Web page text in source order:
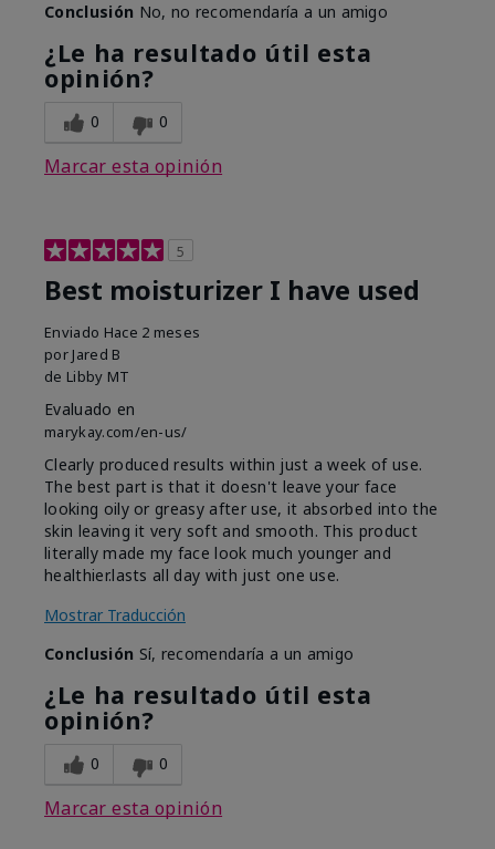
Conclusión No, no recomendaría a un amigo
¿Le ha resultado útil esta
opinión?
0 0
Marcar esta opinión
5
Best moisturizer I have used
Enviado Hace 2 meses
por Jared B
de Libby MT
Evaluado en
marykay.com/en-us/
Clearly produced results within just a week of use.
The best part is that it doesn't leave your face
looking oily or greasy after use, it absorbed into the
skin leaving it very soft and smooth. This product
literally made my face look much younger and
healthier.lasts all day with just one use.
Mostrar Traducción
Conclusión Sí, recomendaría a un amigo
¿Le ha resultado útil esta
opinión?
0 0
Marcar esta opinión